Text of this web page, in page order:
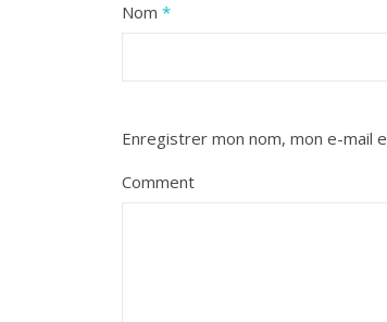
Nom *
Enregistrer mon nom, mon e-mail
Comment